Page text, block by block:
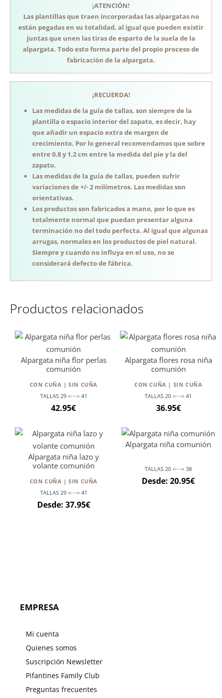
¡ATENCIÓN!
Las plantillas que traen incorporadas las alpargatas no
están pegadas en su totalidad, al igual que pueden existir
juntas que unen las tiras de esparto de la suela de la
alpargata. Todo esto forma parte del propio proceso de
fabricación de la alpargata.
¡RECUERDA!
Las medidas de la guía de tallas, son siempre de la
plantilla o espacio interior del zapato, es decir, hay
que añadir un espacio extra de margen de
crecimiento. Por lo general recomendamos que sobre
entre 0.8 y 1.2 cm entre la medida del pie y la del
zapato.
Las medidas de la guía de tallas, pueden sufrir
variaciones de +/- 2 milímetros. Las medidas son
orientativas.
Los productos son fabricados a mano, por lo que es
totalmente normal que puedan presentar alguna
terminación no del todo perfecta. Al igual que algunas
arrugas, normales en los productos de piel natural.
Siempre y cuando no influya en el uso, no se
considerará defecto de fábrica.
Productos relacionados
Alpargata niña flor perlas
comunión
CON CUÑA | SIN CUÑA
TALLAS 29 <····> 41
42.95€
Alpargata flores rosa niña
comunión
CON CUÑA | SIN CUÑA
TALLAS 20 <····> 41
36.95€
Alpargata niña lazo y
volante comunión
CON CUÑA | SIN CUÑA
TALLAS 29 <····> 41
Desde: 37.95€
Alpargata niña comunión
TALLAS 20 <····> 38
Desde:20.95€
EMPRESA
Mi cuenta
Quienes somos
Suscripción Newsletter
Pifantines Family Club
Preguntas frecuentes